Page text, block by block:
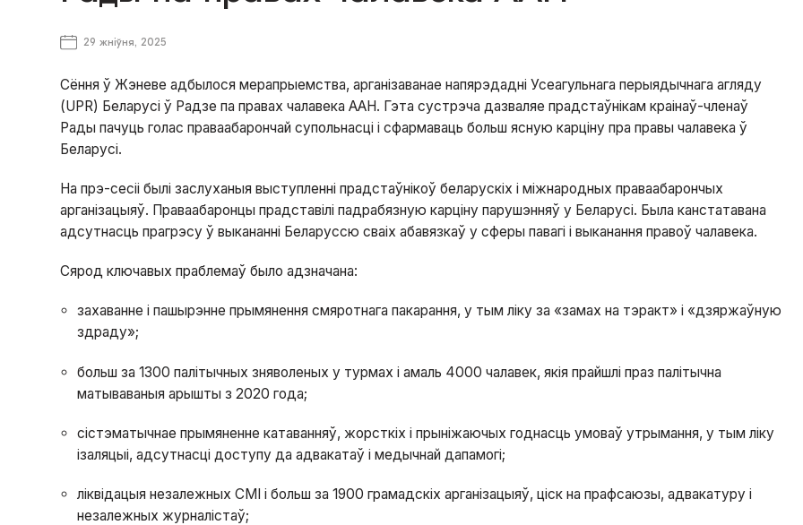
29 жніўня, 2025
Сёння ў Жэневе адбылося мерапрыемства, арганізаванае напярэдадні Усеагульнага перыядычнага агляду
(UPR) Беларусі ў Радзе па правах чалавека ААН. Гэта сустрэча дазваляе прадстаўнікам краінаў-членаў
Рады пачуць голас праваабарончай супольнасці і сфармаваць больш ясную карціну пра правы чалавека ў
Беларусі.
На прэ-сесіі былі заслуханыя выступленні прадстаўнікоў беларускіх і міжнародных праваабарончых
арганізацыяў. Праваабаронцы прадставілі падрабязную карціну парушэнняў у Беларусі. Была канстатавана
адсутнасць прагрэсу ў выкананні Беларуссю сваіх абавязкаў у сферы павагі і выканання правоў чалавека.
Сярод ключавых праблемаў было адзначана:
захаванне і пашырэнне прымянення смяротнага пакарання, у тым ліку за «замах на тэракт» і «дзяржаўную
здраду»;
больш за 1300 палітычных зняволеных у турмах і амаль 4000 чалавек, якія прайшлі праз палітычна
матываваныя арышты з 2020 года;
сістэматычнае прымяненне катаванняў, жорсткіх і прыніжаючых годнасць умоваў утрымання, у тым ліку
ізаляцыі, адсутнасці доступу да адвакатаў і медычнай дапамогі;
ліквідацыя незалежных СМІ і больш за 1900 грамадскіх арганізацыяў, ціск на прафсаюзы, адвакатуру і
незалежных журналістаў;